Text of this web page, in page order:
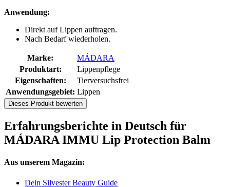
Anwendung:
Direkt auf Lippen auftragen.
Nach Bedarf wiederholen.
Marke:
MÁDARA
Produktart:
Lippenpflege
Eigenschaften:
Tierversuchsfrei
Anwendungsgebiet: Lippen
Dieses Produkt bewerten
Erfahrungsberichte in Deutsch für
MÁDARA IMMU Lip Protection Balm
Aus unserem Magazin:
Dein Silvester Beauty Guide